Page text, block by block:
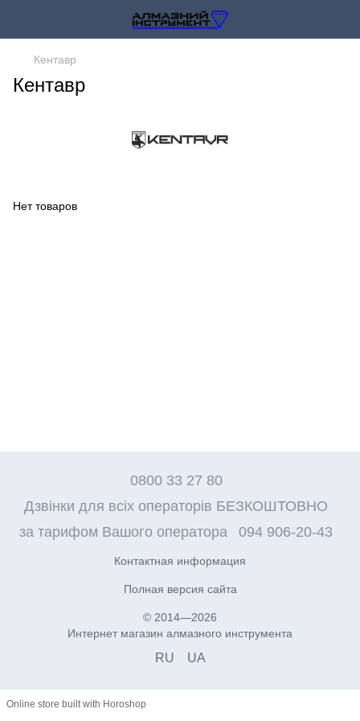
Кентавр
Кентавр
Нет товаров
0800 33 27 80
Дзвінки для всіх операторів БЕЗКОШТОВНО
за тарифом Вашого оператора
094 906-20-43
Контактная информация
Полная версия сайта
© 2014—2026
Интернет магазин алмазного инструмента
RU UA
Online store built with Horoshop